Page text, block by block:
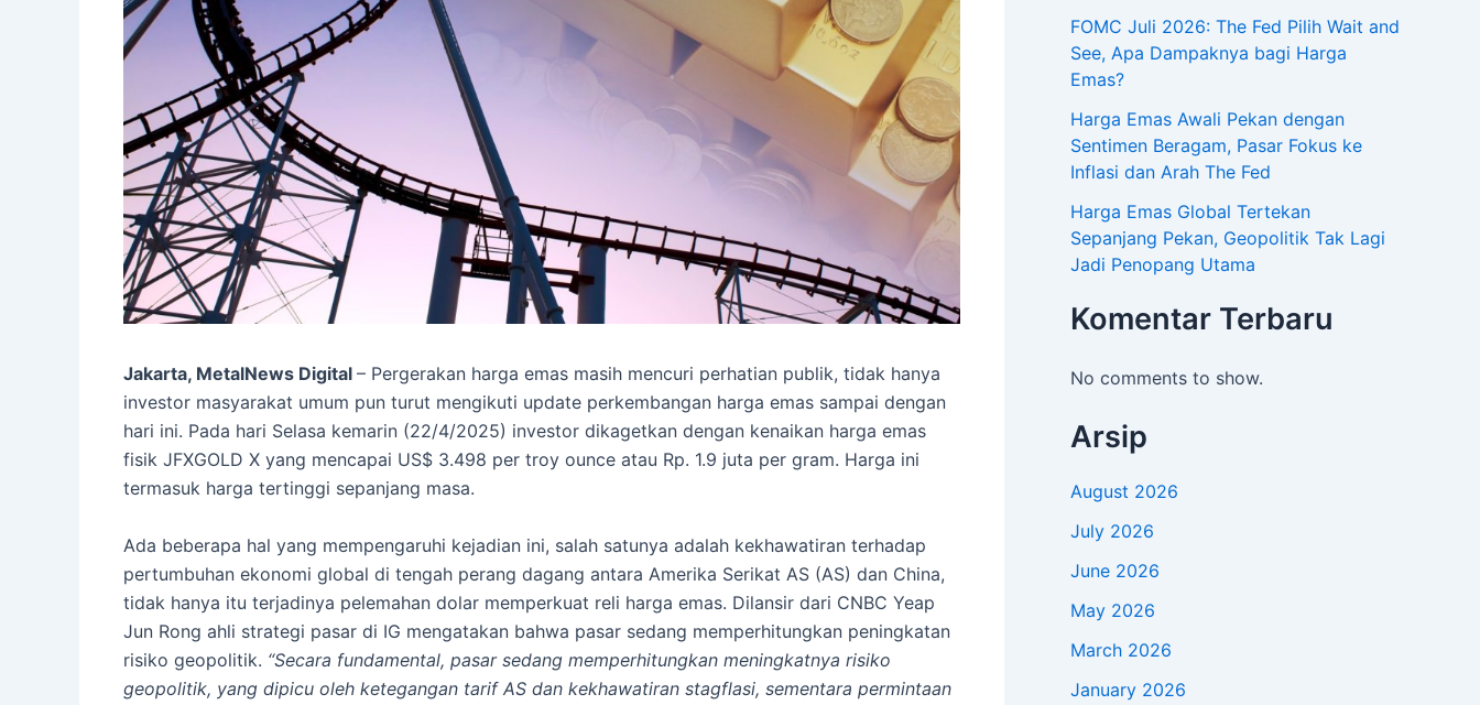
Jakarta, MetalNews Digital – Pergerakan harga emas masih mencuri perhatian publik, tidak hanya
investor masyarakat umum pun turut mengikuti update perkembangan harga emas sampai dengan
hari ini. Pada hari Selasa kemarin (22/4/2025) investor dikagetkan dengan kenaikan harga emas
fisik JFXGOLD X yang mencapai US$ 3.498 per troy ounce atau Rp. 1.9 juta per gram. Harga ini
termasuk harga tertinggi sepanjang masa.
Ada beberapa hal yang mempengaruhi kejadian ini, salah satunya adalah kekhawatiran terhadap
pertumbuhan ekonomi global di tengah perang dagang antara Amerika Serikat AS (AS) dan China,
tidak hanya itu terjadinya pelemahan dolar memperkuat reli harga emas. Dilansir dari CNBC Yeap
Jun Rong ahli strategi pasar di IG mengatakan bahwa pasar sedang memperhitungkan peningkatan
risiko geopolitik. “Secara fundamental, pasar sedang memperhitungkan meningkatnya risiko
geopolitik, yang dipicu oleh ketegangan tarif AS dan kekhawatiran stagflasi, sementara permintaan
FOMC Juli 2026: The Fed Pilih Wait and
See, Apa Dampaknya bagi Harga
Emas?
Harga Emas Awali Pekan dengan
Sentimen Beragam, Pasar Fokus ke
Inflasi dan Arah The Fed
Harga Emas Global Tertekan
Sepanjang Pekan, Geopolitik Tak Lagi
Jadi Penopang Utama
Komentar Terbaru
No comments to show.
Arsip
August 2026
July 2026
June 2026
May 2026
March 2026
January 2026